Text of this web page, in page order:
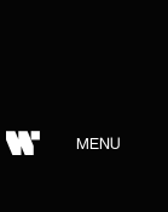
MENU